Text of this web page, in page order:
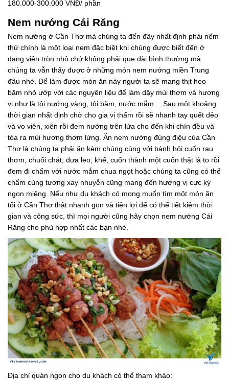
180.000-300.000 VNĐ/ phần
Nem nướng Cái Răng
Nem nướng ở Cần Thơ mà chúng ta đến đây nhất định phải nếm
thử chính là một loại nem đặc biệt khi chúng được biết đến ở
dạng viên tròn nhỏ chứ không phải que dài bình thường mà
chúng ta vẫn thấy được ở những món nem nướng miền Trung
đâu nhé. Để làm được món ăn này người ta sẽ mang thịt heo
băm nhỏ ướp với các nguyên liệu để làm dậy mùi thơm và hương
vị như là tỏi nướng vàng, tỏi băm, nước mắm… Sau một khoảng
thời gian nhất định chờ cho gia vị thấm rồi sẽ nhanh tay quết dẻo
và vo viên, xiên rồi đem nướng trên lửa cho đến khi chín đều và
tỏa ra mùi hương thơm lừng. Ăn nem nướng đúng điệu của Cần
Thơ là chúng ta phải ăn kèm chúng cùng với bánh hỏi cuốn rau
thơm, chuối chát, dưa leo, khế, cuốn thành một cuốn thật là to rồi
đem đi chấm với nước mắm chua ngọt hoặc chúng ta cũng có thể
chấm cùng tương xay nhuyễn cũng mang đến hương vị cực kỳ
ngon miệng. Nếu như du khách có mong muốn tìm một món ăn
tối ở Cần Thơ thật nhanh gọn và tiện lợi để có thể tiết kiệm thời
gian và công sức, thì mọi người cũng hãy chọn nem nướng Cái
Răng cho phù hợp nhất các bạn nhé.
Địa chỉ quán ngon cho du khách có thể tham khảo: